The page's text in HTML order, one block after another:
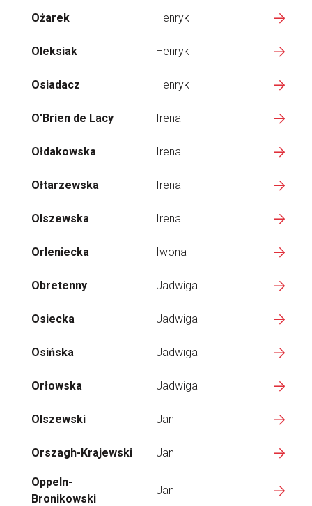
Ożarek Henryk
Oleksiak Henryk
Osiadacz Henryk
O'Brien de Lacy Irena
Ołdakowska Irena
Ołtarzewska Irena
Olszewska Irena
Orleniecka Iwona
Obretenny Jadwiga
Osiecka Jadwiga
Osińska Jadwiga
Orłowska Jadwiga
Olszewski Jan
Orszagh-Krajewski Jan
Oppeln-
Bronikowski
Jan